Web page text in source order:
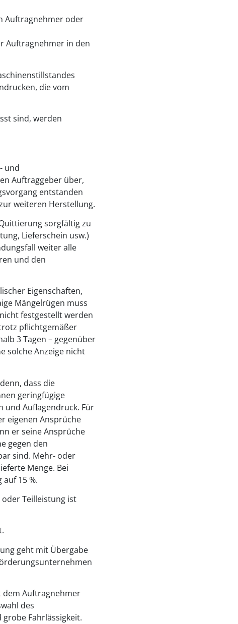
Auftragnehmer oder
Auftragnehmer in den
die vom
sind, werden
und
Auftraggeber über,
entstanden
weiteren Herstellung.
sorgfältig zu
Lieferschein usw.)
weiter alle
und den
Eigenschaften,
Mängelrügen muss
festgestellt werden
pflichtgemäßer
3 Tagen – gegenüber
solche Anzeige nicht
dass die
geringfügige
und Auflagendruck. Für
eigenen Ansprüche
er seine Ansprüche
gegen den
sind. Mehr- oder
Menge. Bei
15 %.
Teilleistung ist
geht mit Übergabe
dem Auftragnehmer
des
Fahrlässigkeit.